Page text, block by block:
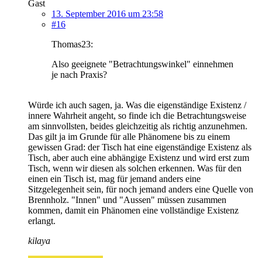
Gast
13. September 2016 um 23:58
#16
Thomas23:
Also geeignete "Betrachtungswinkel" einnehmen
je nach Praxis?
Würde ich auch sagen, ja. Was die eigenständige Existenz /
innere Wahrheit angeht, so finde ich die Betrachtungsweise
am sinnvollsten, beides gleichzeitig als richtig anzunehmen.
Das gilt ja im Grunde für alle Phänomene bis zu einem
gewissen Grad: der Tisch hat eine eigenständige Existenz als
Tisch, aber auch eine abhängige Existenz und wird erst zum
Tisch, wenn wir diesen als solchen erkennen. Was für den
einen ein Tisch ist, mag für jemand anders eine
Sitzgelegenheit sein, für noch jemand anders eine Quelle von
Brennholz. "Innen" und "Aussen" müssen zusammen
kommen, damit ein Phänomen eine vollständige Existenz
erlangt.
kilaya